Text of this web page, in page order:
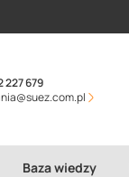
227 679
Baza wiedzy